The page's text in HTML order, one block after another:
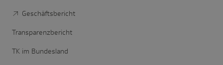
Geschäftsbericht
Transparenzbericht
TK im Bundesland